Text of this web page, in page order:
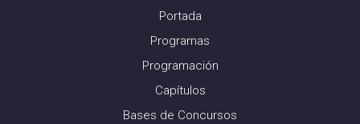
Portada
Programas
Programación
Capítulos
Bases de Concursos